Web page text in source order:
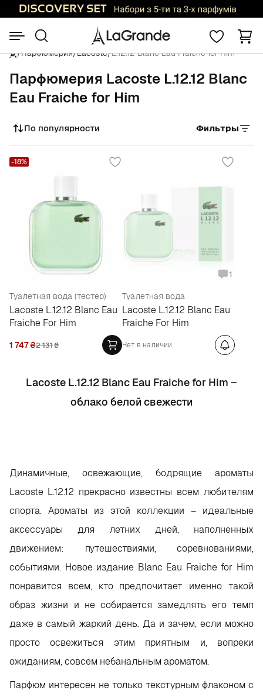
/Парфюмерия/Lacoste/L.12.12 Blanc Eau Fraiche for Him
Парфюмерия Lacoste L.12.12 Blanc
Eau Fraiche for Him
Сортировать
По популярности Фильтры
Туалетная вода (тестер)
Lacoste L.12.12 Blanc Eau
Fraiche For Him
1 747₴2 131₴
-18%
1
Туалетная вода
Lacoste L.12.12 Blanc Eau
Fraiche For Him
Нет в наличии
Lacoste L.12.12 Blanc Eau Fraiche for Him –
облако белой свежести
Динамичные, освежающие, бодрящие ароматы
Lacoste L.12.12 прекрасно известны всем любителям
спорта. Ароматы из этой коллекции – идеальные
аксессуары для летних дней, наполненных
движением: путешествиями, соревнованиями,
событиями. Новое издание Blanc Eau Fraiche for Him
понравится всем, кто предпочитает именно такой
образ жизни и не собирается замедлять его темп
даже в самый жаркий день. Да и зачем, если можно
просто освежиться этим приятным и, вопреки
ожиданиям, совсем небанальным ароматом.
Парфюм интересен не только текстурным флаконом с